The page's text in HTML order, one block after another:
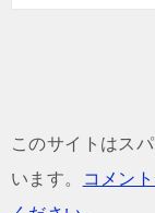
このサイトはス
います。
コメン